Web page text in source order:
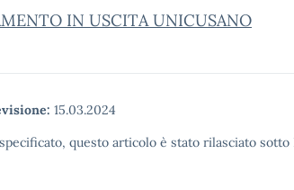
IN USCITA UNICUSANO
15.03.2024
questo articolo è stato rilasciato